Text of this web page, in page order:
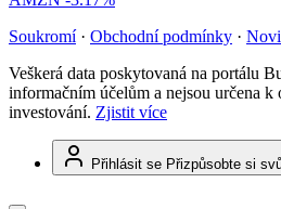
Soukromí · Obchodní podmínky ·
Veškerá data poskytovaná na portálu
informačním účelům a nejsou určena k
investování. Zjistit více
Přihlásit se Přizpůsobte si